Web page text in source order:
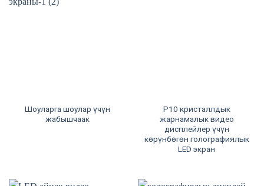
Шоуларга шоулар үчүн
жабышчаак
P10 кристаллдык
жарнамалык видео
дисплейлер үчүн
көрүнбөгөн голографиялык
LED экран